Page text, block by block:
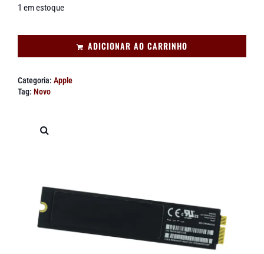
1 em estoque
ADICIONAR AO CARRINHO
Categoria: Apple
Tag: Novo